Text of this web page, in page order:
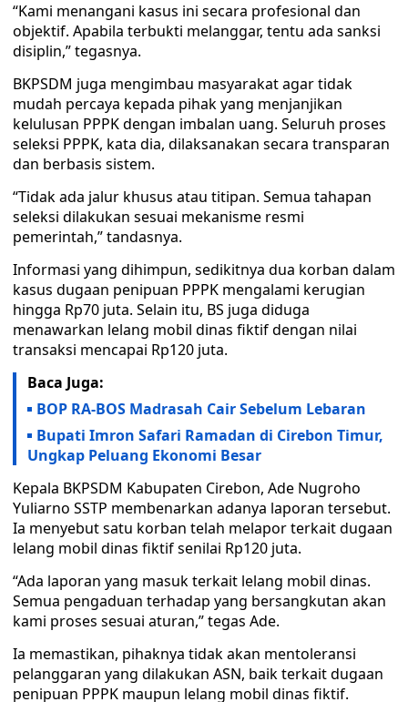
“Kami menangani kasus ini secara profesional dan
objektif. Apabila terbukti melanggar, tentu ada sanksi
disiplin,” tegasnya.
BKPSDM juga mengimbau masyarakat agar tidak
mudah percaya kepada pihak yang menjanjikan
kelulusan PPPK dengan imbalan uang. Seluruh proses
seleksi PPPK, kata dia, dilaksanakan secara transparan
dan berbasis sistem.
“Tidak ada jalur khusus atau titipan. Semua tahapan
seleksi dilakukan sesuai mekanisme resmi
pemerintah,” tandasnya.
Informasi yang dihimpun, sedikitnya dua korban dalam
kasus dugaan penipuan PPPK mengalami kerugian
hingga Rp70 juta. Selain itu, BS juga diduga
menawarkan lelang mobil dinas fiktif dengan nilai
transaksi mencapai Rp120 juta.
Baca Juga:
BOP RA-BOS Madrasah Cair Sebelum Lebaran
Bupati Imron Safari Ramadan di Cirebon Timur,
Ungkap Peluang Ekonomi Besar
Kepala BKPSDM Kabupaten Cirebon, Ade Nugroho
Yuliarno SSTP membenarkan adanya laporan tersebut.
Ia menyebut satu korban telah melapor terkait dugaan
lelang mobil dinas fiktif senilai Rp120 juta.
“Ada laporan yang masuk terkait lelang mobil dinas.
Semua pengaduan terhadap yang bersangkutan akan
kami proses sesuai aturan,” tegas Ade.
Ia memastikan, pihaknya tidak akan mentoleransi
pelanggaran yang dilakukan ASN, baik terkait dugaan
penipuan PPPK maupun lelang mobil dinas fiktif.